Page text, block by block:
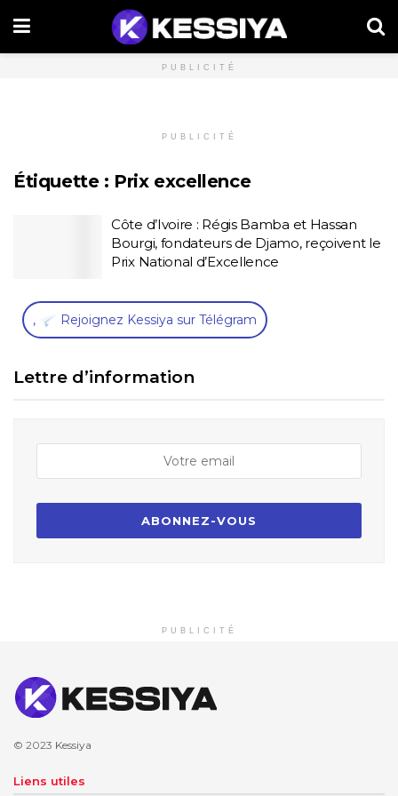
PUBLICITÉ
PUBLICITÉ
Étiquette : Prix excellence
Côte d’Ivoire : Régis Bamba et Hassan
Bourgi, fondateurs de Djamo, reçoivent le
Prix National d’Excellence
, Rejoignez Kessiya sur Télégram
Lettre d’information
PUBLICITÉ
© 2023 Kessiya
Liens utiles